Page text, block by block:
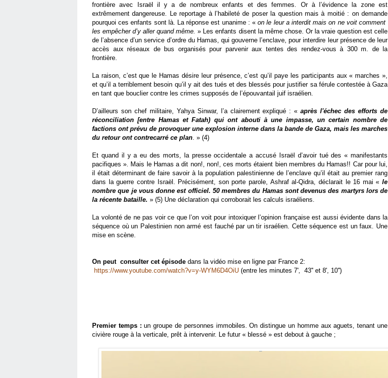
frontière avec Israël il y a de nombreux enfants et des femmes. Or à l’évidence la zone est
extrêmement dangereuse. Le reportage à l’habileté de poser la question mais à moitié : on demande
pourquoi ces enfants sont là. La réponse est unanime : « on le leur a interdit mais on ne voit comment
les empêcher d’y aller quand même. » Les enfants disent la même chose. Or la vraie question est celle
de l’absence d’un service d’ordre du Hamas, qui gouverne l’enclave, pour interdire leur présence de leur
accès aux réseaux de bus organisés pour parvenir aux tentes des rendez-vous à 300 m. de la
frontière.
La raison, c’est que le Hamas désire leur présence, c’est qu’il paye les participants aux « marches »,
et qu’il a terriblement besoin qu’il y ait des tués et des blessés pour justifier sa férule contestée à Gaza
en tant que bouclier contre les crimes supposés de l’épouvantail juif israélien.
D’ailleurs son chef militaire, Yahya Sinwar, l’a clairement expliqué : « après l'échec des efforts de
réconciliation [entre Hamas et Fatah) qui ont abouti à une impasse, un certain nombre de
factions ont prévu de provoquer une explosion interne dans la bande de Gaza, mais les marches
du retour ont contrecarré ce plan . » (4)
Et quand il y a eu des morts, la presse occidentale a accusé Israël d’avoir tué des « manifestants
pacifiques ». Mais le Hamas a dit non!, non!, ces morts étaient bien membres du Hamas!! Car pour lui,
il était déterminant de faire savoir à la population palestinienne de l’enclave qu’il était au premier rang
dans la guerre contre Israël. Précisément, son porte parole, Ashraf al-Qidra, déclarait le 16 mai « le
nombre que je vous donne est officiel. 50 membres du Hamas sont devenus des martyrs lors de
la récente bataille. » (5) Une déclaration qui corroborait les calculs israéliens.
La volonté de ne pas voir ce que l’on voit pour intoxiquer l’opinion française est aussi évidente dans la
séquence où un Palestinien non armé est fauché par un tir israélien. Cette séquence est un faux. Une
mise en scène.
On peut consulter cet épisode dans la vidéo mise en ligne par France 2:
https://www.youtube.com/watch?v=y-WYM6D4OiU (entre les minutes 7', 43'' et 8', 10'')
Premier temps : un groupe de personnes immobiles. On distingue un homme aux aguets, tenant une
civière rouge à la verticale, prêt à intervenir. Le futur « blessé » est debout à gauche ;